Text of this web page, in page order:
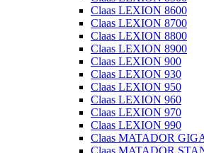
Claas LEXION 8600
Claas LEXION 8700
Claas LEXION 8800
Claas LEXION 8900
Claas LEXION 900
Claas LEXION 930
Claas LEXION 950
Claas LEXION 960
Claas LEXION 970
Claas LEXION 990
Claas MATADOR
Claas MATADOR